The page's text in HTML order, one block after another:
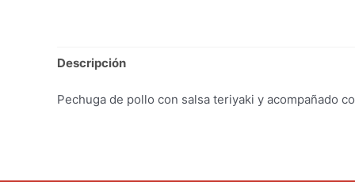
Descripción
Pechuga de pollo con salsa teriyaki y acompañado